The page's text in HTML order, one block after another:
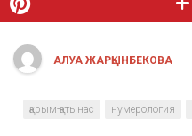
АЛУА ЖАРҚЫНБЕКОВА
қарым-қатынас нумерология